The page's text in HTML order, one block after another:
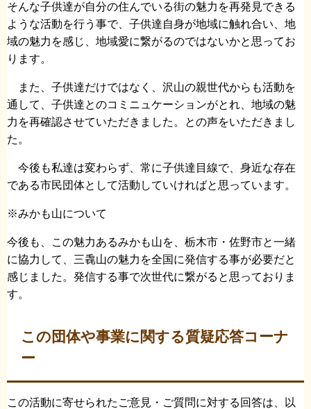
そんな子供達が自分の住んでいる街の魅力を再発見できる
ような活動を行う事で、子供達自身が地域に触れ合い、地
域の魅力を感じ、地域愛に繋がるのではないかと思ってお
ります。
また、子供達だけではなく、沢山の親世代からも活動を
通して、子供達とのコミニュケーションがとれ、地域の魅
力を再確認させていただきました。との声をいただきまし
た。
今後も私達は変わらず、常に子供達目線で、身近な存在
である市民団体として活動していければと思っています。
※みかも山について
今後も、この魅力あるみかも山を、栃木市・佐野市と一緒
に協力して、三毳山の魅力を全国に発信する事が必要だと
感じました。発信する事で次世代に繋がると思っておりま
す。
この団体や事業に関する質疑応答コーナ
ー
この活動に寄せられたご意見・ご質問に対する回答は、以